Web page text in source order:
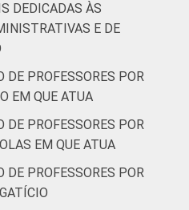
Total —
Particular
4ª série / 5º
ano do
Fundamental
DEDICADAS ÀS
E DE
DE PROFESSORES POR
EM QUE ATUA
DE PROFESSORES POR
EM QUE ATUA
DE PROFESSORES POR